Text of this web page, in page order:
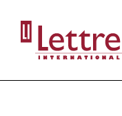
Inhalt